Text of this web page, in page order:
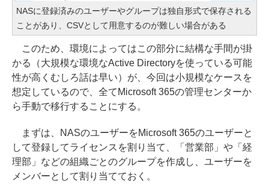
NASに登録済みのユーザーやグループは独自形式で保存される
ことがあり、CSVとして用意するのが難しい場合がある
このため、環境によってはこの部分に結構な手間が掛
かる（大規模な環境なActive Directoryを使っている可能
性が高くむしろ話は早い）が、今回は小規模なケースを
想定しているので、全てMicrosoft 365の管理センターか
ら手動で移行することにする。
まずは、NASのユーザーをMicrosoft 365のユーザーと
して登録してライセンスを割り当て、「営業部」や「経
理部」などの組織ごとのグループを作成し、ユーザーを
メンバーとして割り当てておく。